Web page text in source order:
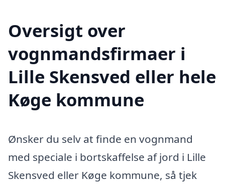
Oversigt over
vognmandsfirmaer i
Lille Skensved eller hele
Køge kommune
Ønsker du selv at finde en vognmand
med speciale i bortskaffelse af jord i Lille
Skensved eller Køge kommune, så tjek